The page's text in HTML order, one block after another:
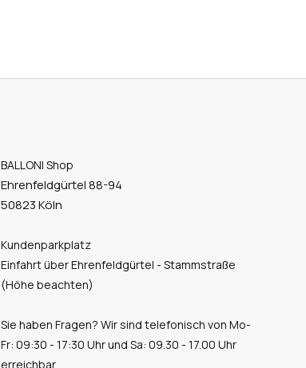
BALLONI Shop
Ehrenfeldgürtel 88-94
50823 Köln
Kundenparkplatz
Einfahrt über Ehrenfeldgürtel - Stammstraße
(Höhe beachten)
Sie haben Fragen? Wir sind telefonisch von Mo-
Fr: 09:30 - 17:30 Uhr und Sa: 09.30 - 17.00 Uhr
erreichbar